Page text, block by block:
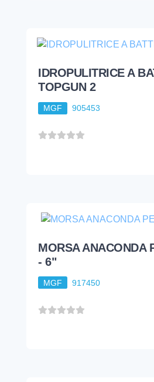
IDROPULITRICE A
TOPGUN 2
MGF 905453
MORSA ANACONDA
- 6"
MGF 917450